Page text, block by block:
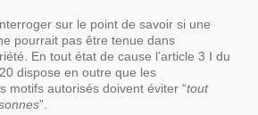
sur le point de savoir si une
pourrait pas être tenue dans
En tout état de cause l’article 3 I du
dispose en outre que les
motifs autorisés doivent éviter “tout
”.